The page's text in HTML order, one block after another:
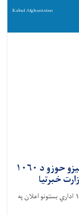
Kabul Afghanistan
د ولسوالیو د پوهنې آمریتونو او ښوونیزو حوزو د ۱۰۶۰
خبرتیا
د ولسوالیو د پوهنې آمریتونو او ښوونیزو حوزو د ۱۰۶۰ اداري بستونو اعلان په